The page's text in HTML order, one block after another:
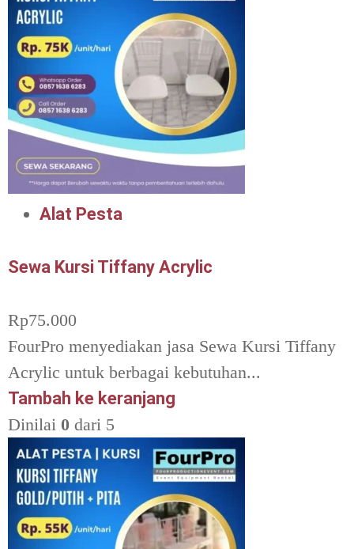
Alat Pesta
Sewa Kursi Tiffany Acrylic
Rp75.000
FourPro menyediakan jasa Sewa Kursi Tiffany
Acrylic untuk berbagai kebutuhan...
Tambah ke keranjang
Dinilai 0 dari 5